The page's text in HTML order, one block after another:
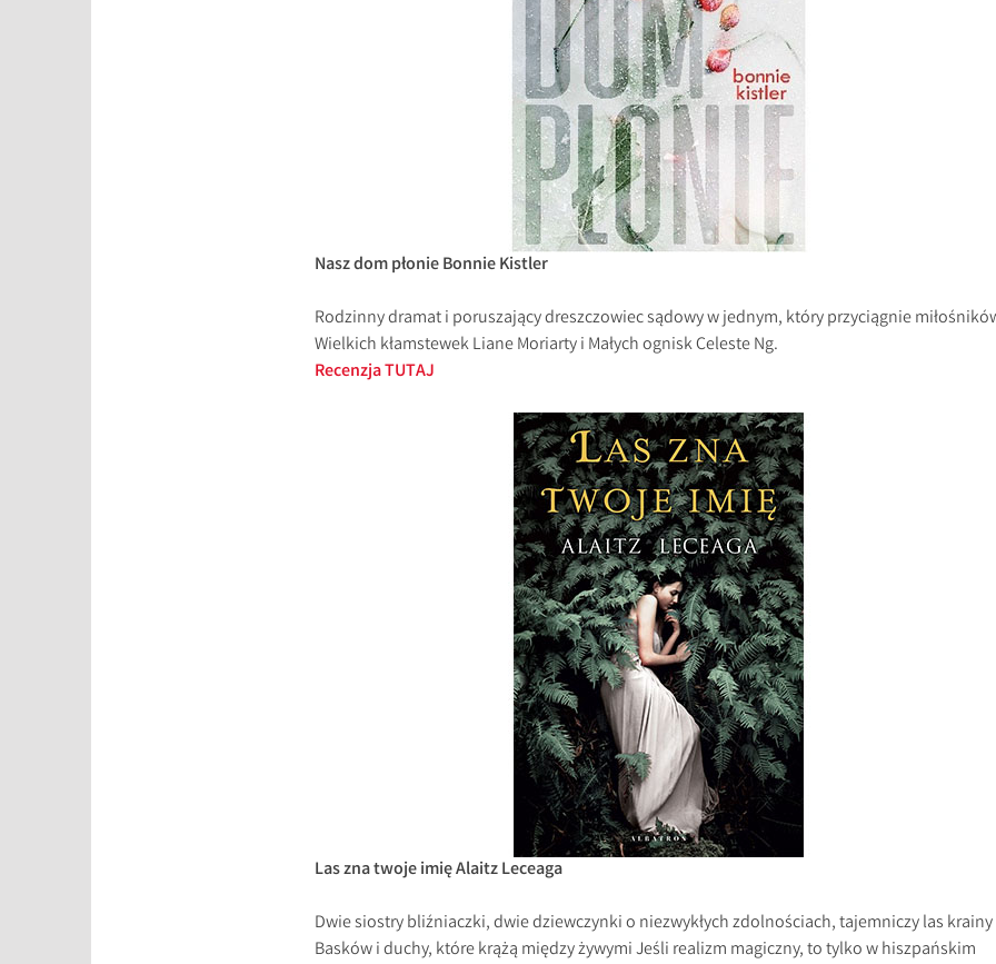
Nasz dom płonie Bonnie Kistler
Rodzinny dramat i poruszający dreszczowiec sądowy w jednym, który przyciągnie
Wielkich kłamstewek Liane Moriarty i Małych ognisk Celeste Ng.
Recenzja TUTAJ
Las zna twoje imię Alaitz Leceaga
Dwie siostry bliźniaczki, dwie dziewczynki o niezwykłych zdolnościach, tajemniczy las krainy
Basków i duchy, które krążą między żywymi Jeśli realizm magiczny, to tylko w hiszpańskim